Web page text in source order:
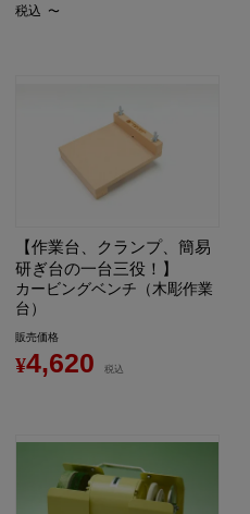
税込 〜
【作業台、クランプ、簡易
研ぎ台の一台三役！】
カービングベンチ（木彫作業
台）
販売価格
¥4,620 税込